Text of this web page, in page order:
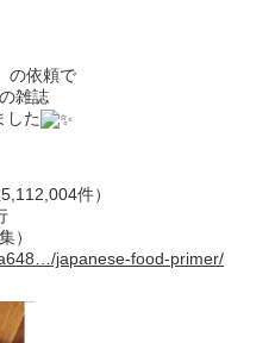
の依頼で
雑誌
した
件）
）
japanese-food-primer/